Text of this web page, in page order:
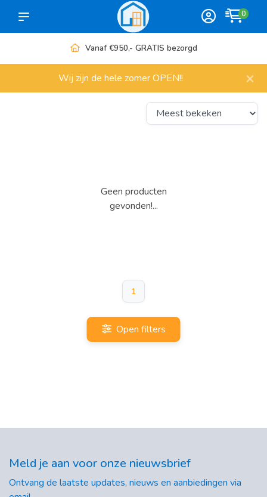
0
Vanaf €950,- GRATIS bezorgd
Wij zijn de hele zomer OPEN!! ×
Geen producten
gevonden!...
1
Open filters
Meld je aan voor onze nieuwsbrief
Ontvang de laatste updates, nieuws en aanbiedingen via